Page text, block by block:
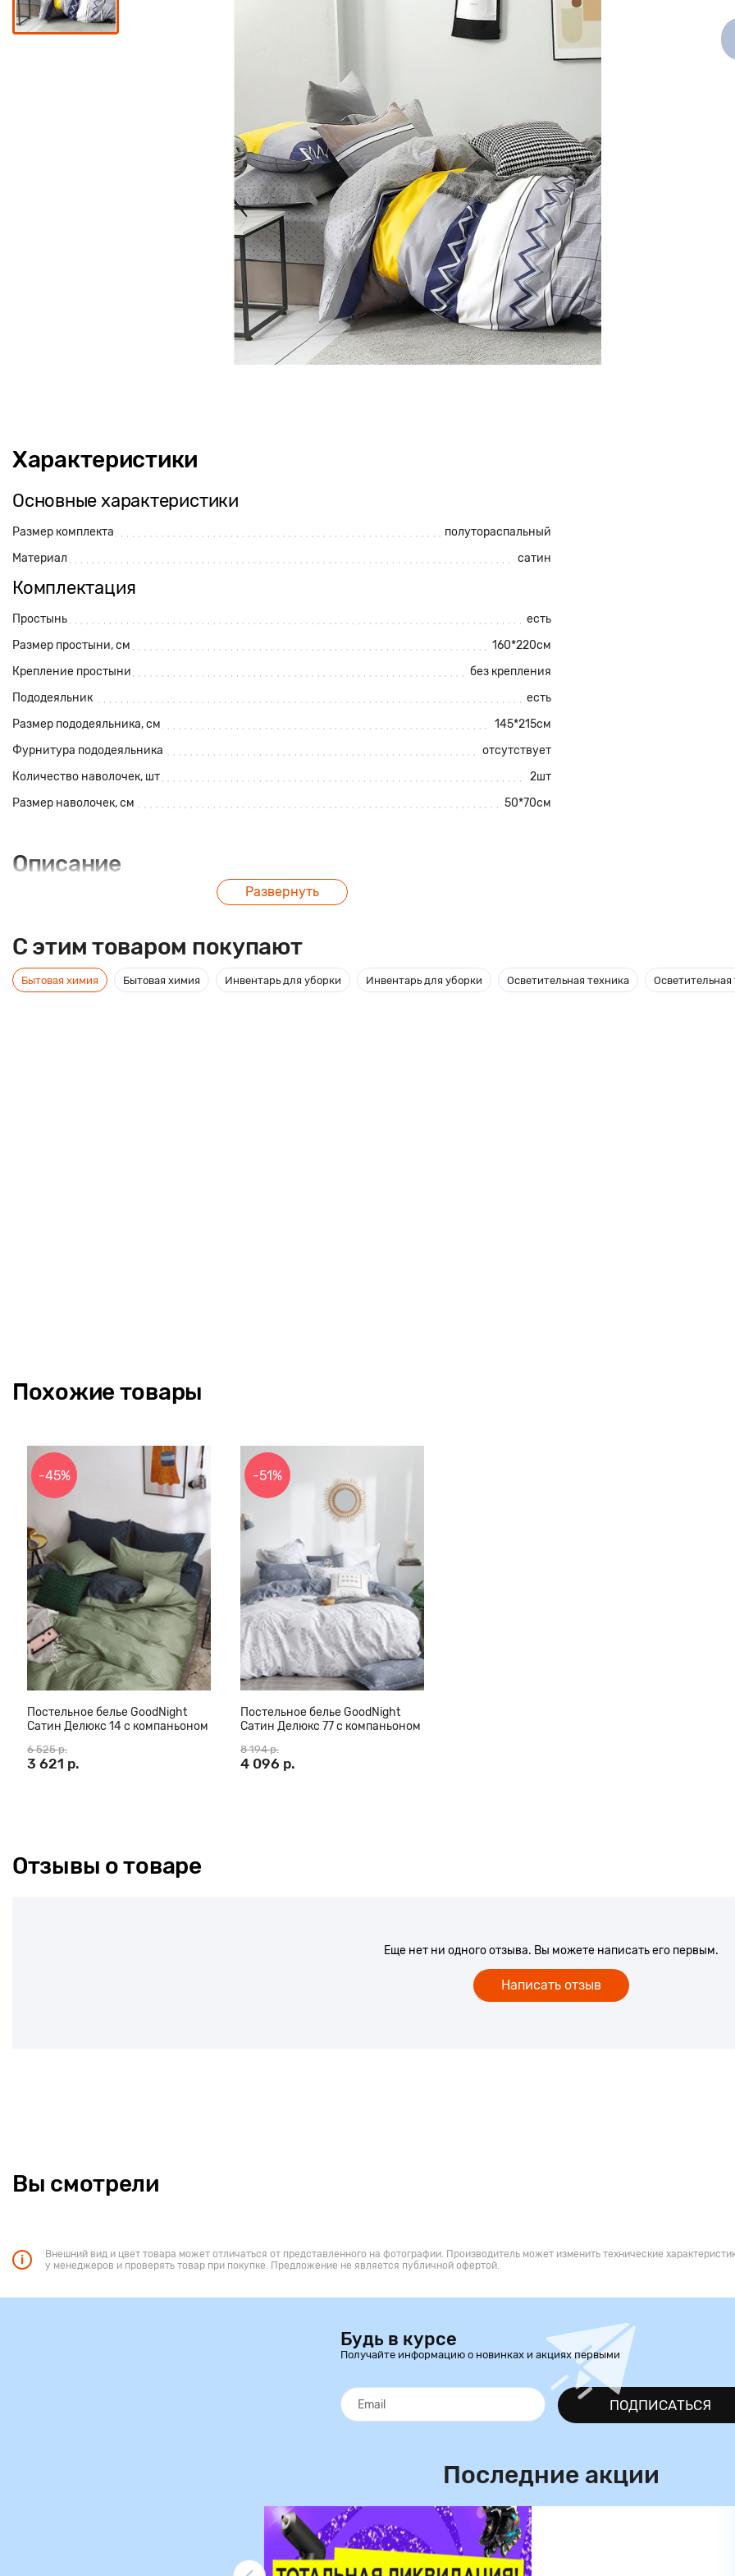
Характеристики
Основные характеристики
Размер комплекта
полутораспальный
Материал
сатин
Комплектация
Простынь
есть
Размер простыни, см
160*220см
Крепление простыни
без крепления
Пододеяльник
есть
Размер пододеяльника, см
145*215см
Фурнитура пододеяльника
отсутствует
Количество наволочек, шт
2шт
Размер наволочек, см
50*70см
Описание
Постельное белье из сатина, 100% хлопок с компаньоном. Плотность ткани 115 гр./кв.м.
Развернуть
C этим товаром покупают
Бытовая химия Бытовая химия Инвентарь для уборки Инвентарь для уборки Осветительная техника Осветительная
Похожие товары
-45%
Постельное белье GoodNight
Сатин Делюкс 14 с компаньоном
6 525 р.
3 621 р.
-51%
Постельное белье GoodNight
Сатин Делюкс 77 с компаньоном
8 194 р.
4 096 р.
Отзывы о товаре
Еще нет ни одного отзыва. Вы можете написать его первым.
Написать отзыв
Вы смотрели
Внешний вид и цвет товара может отличаться от представленного на фотографии. Производитель может изменить технические
у менеджеров и проверять товар при покупке. Предложение не является публичной офертой.
Будь в курсе
Получайте информацию о новинках и акциях первыми
ПОДПИСАТЬСЯ
Последние акции